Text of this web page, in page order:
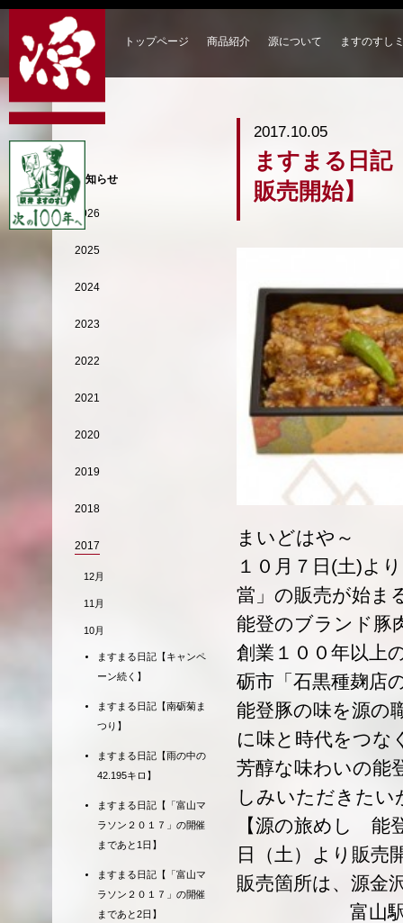
トップページ 商品紹介 源について ますのすし
2017.10.05
ますまる日
販売開始】
まいどはや～
１０月７日(土)よ
當」の販売が始ま
能登のブランド豚
創業１００年以上
砺市「石黒種麹店
能登豚の味を源の
に味と時代をつな
芳醇な味わいの能
しみいただきたい
【源の旅めし 能
日（土）より販売
販売箇所は、源金
富山駅構内売
お知らせ
2026
2025
2024
2023
2022
2021
2020
2019
2018
2017
12月
11月
10月
ますまる日記【キャンペ
ーン続く】
ますまる日記【南砺菊ま
つり】
ますまる日記【雨の中の
42.195キロ】
ますまる日記【「富山マ
ラソン２０１７」の開催
まであと1日】
ますまる日記【「富山マ
ラソン２０１７」の開催
まであと2日】